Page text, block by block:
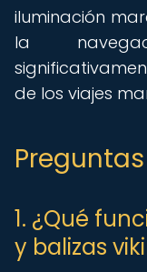
iluminación
la
de los viajes
1. ¿Qué
y balizas